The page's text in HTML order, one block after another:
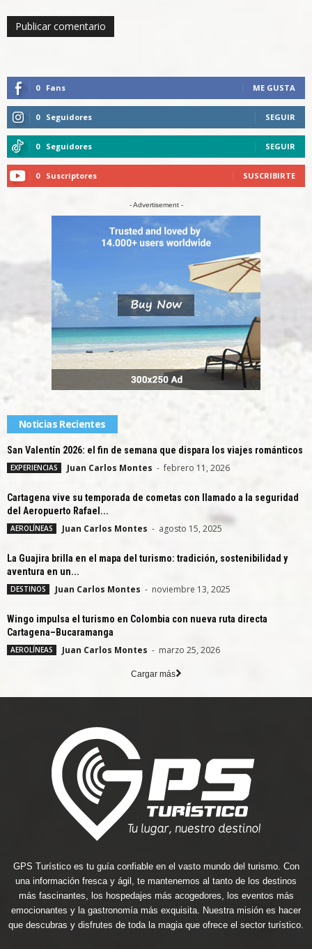
0 Fans ME GUSTA
0 Seguidores SEGUIR
0 Seguidores SEGUIR
0 Suscriptores SUSCRIBIRTE
- Advertisement -
Noticias Recientes
San Valentín 2026: el fin de semana que dispara los viajes románticos
EXPERIENCIAS Juan Carlos Montes - febrero 11, 2026
Cartagena vive su temporada de cometas con llamado a la seguridad
del Aeropuerto Rafael...
AEROLÍNEAS Juan Carlos Montes - agosto 15, 2025
La Guajira brilla en el mapa del turismo: tradición, sostenibilidad y
aventura en un...
DESTINOS Juan Carlos Montes - noviembre 13, 2025
Wingo impulsa el turismo en Colombia con nueva ruta directa
Cartagena–Bucaramanga
AEROLÍNEAS Juan Carlos Montes - marzo 25, 2026
Cargar más
GPS Turístico es tu guía confiable en el vasto mundo del turismo. Con
una información fresca y ágil, te mantenemos al tanto de los destinos
más fascinantes, los hospedajes más acogedores, los eventos más
emocionantes y la gastronomía más exquisita. Nuestra misión es hacer
que descubras y disfrutes de toda la magia que ofrece el sector turístico.